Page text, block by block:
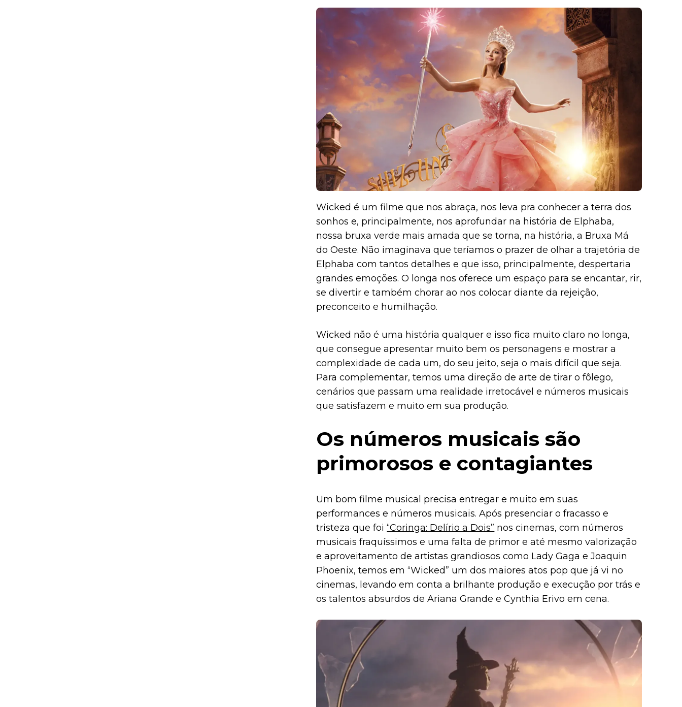
Wicked é um filme que nos abraça, nos leva pra conhecer a terra dos
sonhos e, principalmente, nos aprofundar na história de Elphaba,
nossa bruxa verde mais amada que se torna, na história, a Bruxa Má
do Oeste. Não imaginava que teríamos o prazer de olhar a trajetória de
Elphaba com tantos detalhes e que isso, principalmente, despertaria
grandes emoções. O longa nos oferece um espaço para se encantar, rir,
se divertir e também chorar ao nos colocar diante da rejeição,
preconceito e humilhação.
Wicked não é uma história qualquer e isso fica muito claro no longa,
que consegue apresentar muito bem os personagens e mostrar a
complexidade de cada um, do seu jeito, seja o mais difícil que seja.
Para complementar, temos uma direção de arte de tirar o fôlego,
cenários que passam uma realidade irretocável e números musicais
que satisfazem e muito em sua produção.
Os números musicais são
primorosos e contagiantes
Um bom filme musical precisa entregar e muito em suas
performances e números musicais. Após presenciar o fracasso e
tristeza que foi“Coringa: Delírio a Dois” nos cinemas, com números
musicais fraquíssimos e uma falta de primor e até mesmo valorização
e aproveitamento de artistas grandiosos como Lady Gaga e Joaquin
Phoenix, temos em “Wicked” um dos maiores atos pop que já vi no
cinemas, levando em conta a brilhante produção e execução por trás e
os talentos absurdos de Ariana Grande e Cynthia Erivo em cena.